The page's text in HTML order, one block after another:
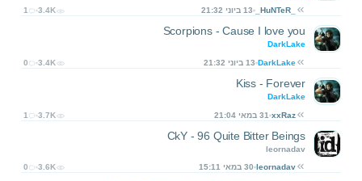
_HuNTeR_ 13 ביוני 21:32 1 3.4K
Scorpions - Cause I love you
DarkLake
DarkLake 13 ביוני 21:32 0 3.4K
Kiss - Forever
DarkLake
xxRaz 31 במאי 21:04 1 3.7K
CkY - 96 Quite Bitter Beings
leornadav
leornadav 30 במאי 15:11 0 3.6K